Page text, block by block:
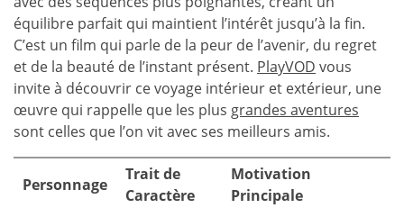
équilibre parfait qui maintient l’intérêt jusqu’à la fin.
C’est un film qui parle de la peur de l’avenir, du regret
et de la beauté de l’instant présent. PlayVOD vous
invite à découvrir ce voyage intérieur et extérieur, une
œuvre qui rappelle que les plus grandes aventures
sont celles que l’on vit avec ses meilleurs amis.
Personnage
Trait de
Caractère
Motivation
Principale